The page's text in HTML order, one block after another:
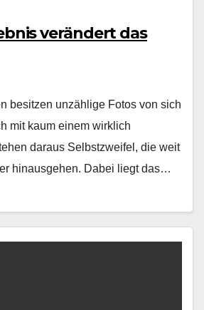
verändert das
besitzen unzäh­lige Fotos von sich
mit kaum einem wirk­lich
daraus Selb­stzweifel, die weit
hin­aus­ge­hen. Dabei liegt das…